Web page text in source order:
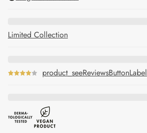
Limited Collection
product_seeReviewsButtonLabel